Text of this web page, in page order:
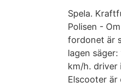
Spela.
Polisen -
fordonet är
lagen
km/h. driver
Elscooter är